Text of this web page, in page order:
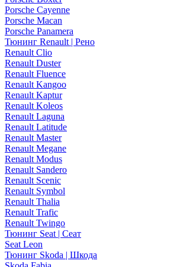
Porsche Cayenne
Porsche Macan
Porsche Panamera
Тюнинг Renault | Рено
Renault Clio
Renault Duster
Renault Fluence
Renault Kangoo
Renault Kaptur
Renault Koleos
Renault Laguna
Renault Latitude
Renault Master
Renault Megane
Renault Modus
Renault Sandero
Renault Scenic
Renault Symbol
Renault Thalia
Renault Trafic
Renault Twingo
Тюнинг Seat | Сеат
Seat Leon
Тюнинг Skoda | Шкода